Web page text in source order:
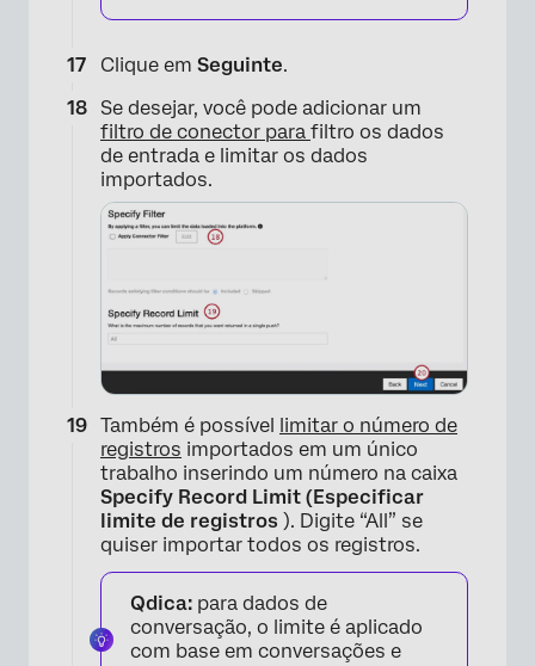
×
Clique em Seguinte.
Se desejar, você pode adicionar um
filtro de conector para filtro os dados
de entrada e limitar os dados
importados.
Também é possível limitar o número de
registros importados em um único
trabalho inserindo um número na caixa
Specify Record Limit (Especificar
limite de registros ). Digite “All” se
quiser importar todos os registros.
Qdica: para dados de
conversação, o limite é aplicado
com base em conversações e